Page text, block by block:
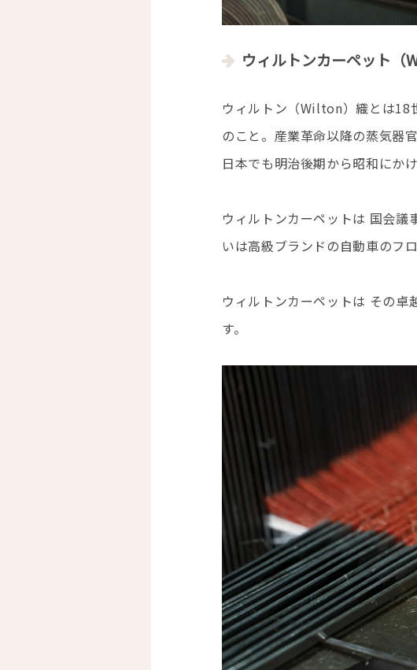
ウィルトンカーペット（
ウィルトン（Wilton）織とは18
のこと。産業革命以降の蒸気器
日本でも明治後期から昭和にか
ウィルトンカーペットは 国会議
いは高級ブランドの自動車のフ
ウィルトンカーペットは その卓
す。